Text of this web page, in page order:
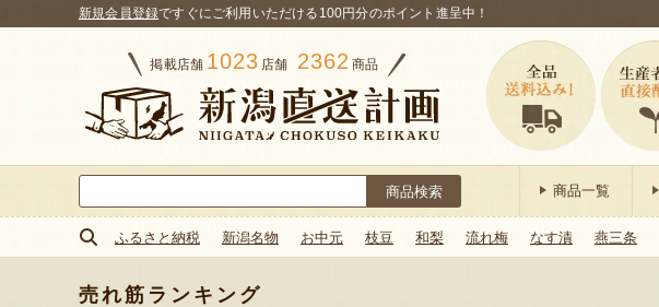
新規会員登録ですぐにご利用いただける100円分のポイント進呈中！
掲載店舗 1023 店舗 2362 商品
索:
商品一覧
ふるさと納税 新潟名物 お中元 枝豆 和梨 流れ梅 なす漬 燕三条
売れ筋ランキング